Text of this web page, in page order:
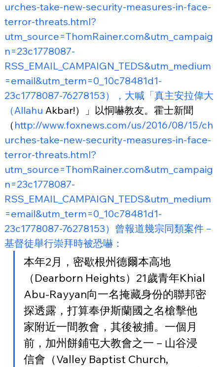
urches-take-new-security-measures-in-face-
terror-threats.html?
utm_source=ThomRainer.com&utm_campaig
n=23c1778087-
RSS_EMAIL_CAMPAIGN_TEDS&utm_medium
=email&utm_term=0_10c78481d1-
23c1778087-76278153），大喊「真主安拉偉大
（Allahu Akbar!）」以恫嚇教友。霍士新聞
（ http://www.foxnews.com/us/2016/08/15/ch
urches-take-new-security-measures-in-face-
terror-threats.html?
utm_source=ThomRainer.com&utm_campaig
n=23c1778087-
RSS_EMAIL_CAMPAIGN_TEDS&utm_medium
=email&utm_term=0_10c78481d1-
23c1778087-76278153）曾報道幾宗同類案件－
基督徒舉行崇拜時被恐嚇：
本年2月，密歇根州德爾本高地
（Dearborn Heights）21歲青年Khial
Abu-Rayyan向一名掩藏身份的聯邦密
探透露，打算奉伊斯蘭國之名槍擊他
家附近一間教會，其後被捕。一個月
前，加州餅鋪屯大教會之一－山谷浸
信會（Valley Baptist Church,